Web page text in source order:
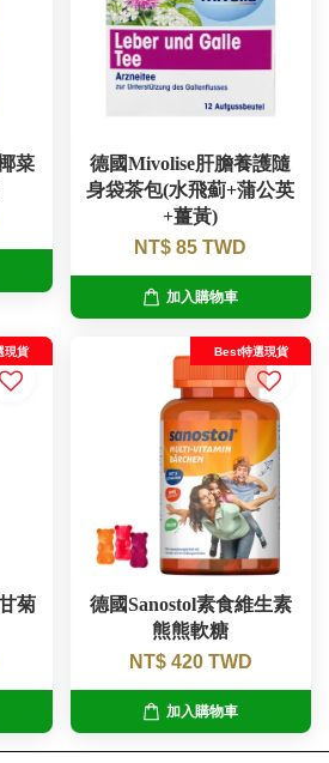
菜
德國Mivolise肝膽養護隨
身袋茶包(水飛薊+蒲公英
+薑黃)
NT$ 85 TWD
加入購物車
現貨
菊
Best特選現貨
德國Sanostol素食維生素
熊熊軟糖
NT$ 420 TWD
加入購物車